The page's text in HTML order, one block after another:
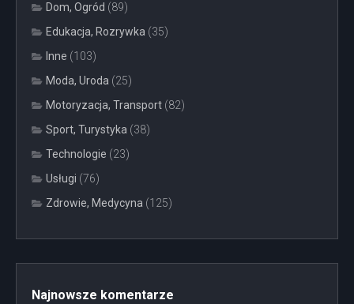
Dom, Ogród (89)
Edukacja, Rozrywka (35)
Inne (103)
Moda, Uroda (25)
Motoryzacja, Transport (82)
Sport, Turystyka (38)
Technologie (23)
Usługi (76)
Zdrowie, Medycyna (125)
Najnowsze komentarze